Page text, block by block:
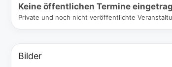
Keine öffentlichen Termine
Private und noch nicht veröffentlichte
Bilder